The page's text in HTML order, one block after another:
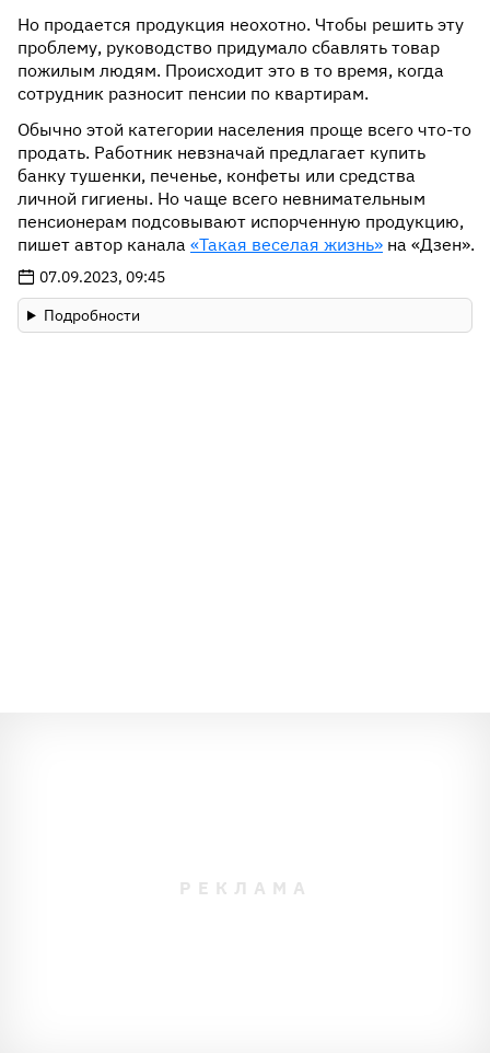
Но продается продукция неохотно. Чтобы решить эту
проблему, руководство придумало сбавлять товар
пожилым людям. Происходит это в то время, когда
сотрудник разносит пенсии по квартирам.
Обычно этой категории населения проще всего что-то
продать. Работник невзначай предлагает купить
банку тушенки, печенье, конфеты или средства
личной гигиены. Но чаще всего невнимательным
пенсионерам подсовывают испорченную продукцию,
пишет автор канала «Такая веселая жизнь» на «Дзен».
07.09.2023, 09:45
Подробности